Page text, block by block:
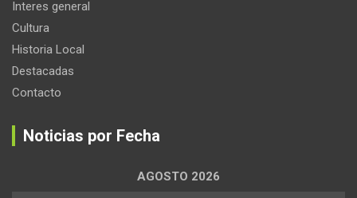
Interes general
Cultura
Historia Local
Destacadas
Contacto
Noticias por Fecha
AGOSTO 2026